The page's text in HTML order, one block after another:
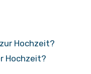
Hochzeit?
Hochzeit?